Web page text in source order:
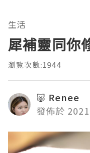
生活
犀補靈同你
瀏覽次數:1944
🐷 Renee
發佈於